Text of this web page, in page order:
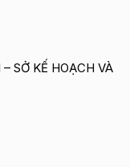
SỞ KẾ HOẠCH VÀ